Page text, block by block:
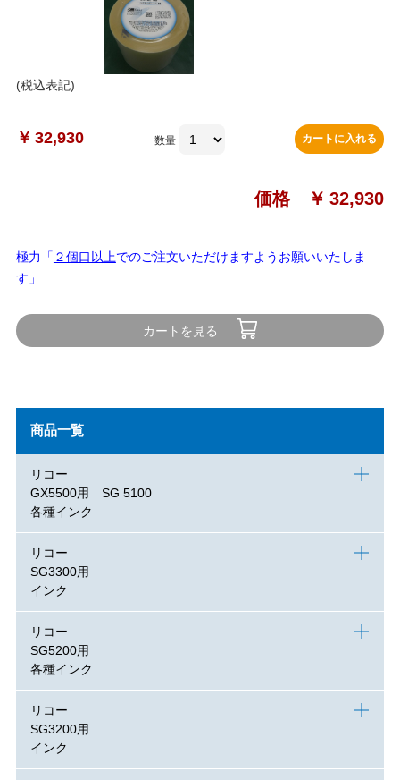
(税込表記)
￥ 32,930 数量 カートに入れる
価格 ￥ 32,930
極力「 ２個口以上でのご注文いただけますようお願いいたしま
す」
カートを見る
商品一覧
リコー
GX5500用 SG 5100
各種インク
リコー
SG3300用
インク
リコー
SG5200用
各種インク
リコー
SG3200用
インク